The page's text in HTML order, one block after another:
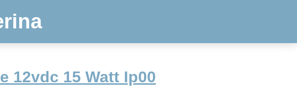
12vdc 15 Watt Ip00